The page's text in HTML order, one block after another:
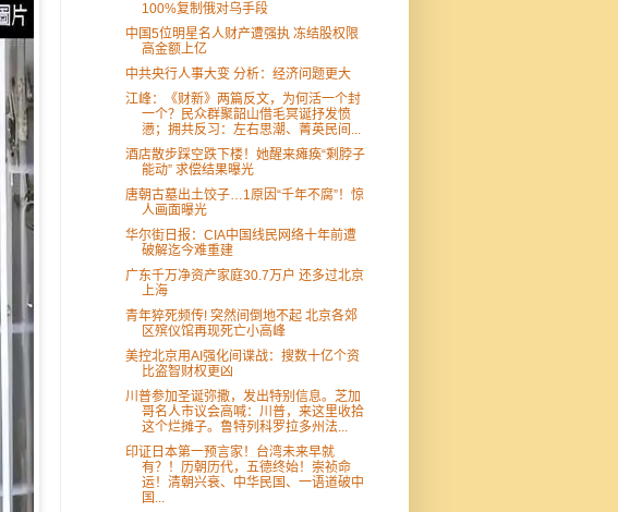
100%复制俄对乌手段
中国5位明星名人财产遭强执 冻结股权限
高金额上亿
中共央行人事大变 分析：经济问题更大
江峰：《财新》两篇反文，为何活一个封
一个？民众群聚韶山借毛冥诞抒发愤
懑；拥共反习：左右思潮、菁英民间...
酒店散步踩空跌下楼！她醒来瘫痪“剩脖子
能动” 求偿结果曝光
唐朝古墓出土饺子…1原因“千年不腐”！惊
人画面曝光
华尔街日报：CIA中国线民网络十年前遭
破解迄今难重建
广东千万净资产家庭30.7万户 还多过北京
上海
青年猝死频传! 突然间倒地不起 北京各郊
区殡仪馆再现死亡小高峰
美控北京用AI强化间谍战：搜数十亿个资
比盗智财权更凶
川普参加圣诞弥撒，发出特别信息。芝加
哥名人市议会高喊：川普，来这里收拾
这个烂摊子。鲁特列科罗拉多州法...
印证日本第一预言家！台湾未来早就
有？！历朝历代，五德终始！崇祯命
运！清朝兴衰、中华民国、一语道破中
国...